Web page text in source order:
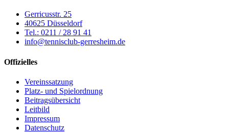
Gerricusstr. 25
40625 Düsseldorf
Tel.: 0211 / 28 91 41
info@tennisclub-gerresheim.de
Offizielles
Vereinssatzung
Platz- und Spielordnung
Beitragsübersicht
Leitbild
Impressum
Datenschutz